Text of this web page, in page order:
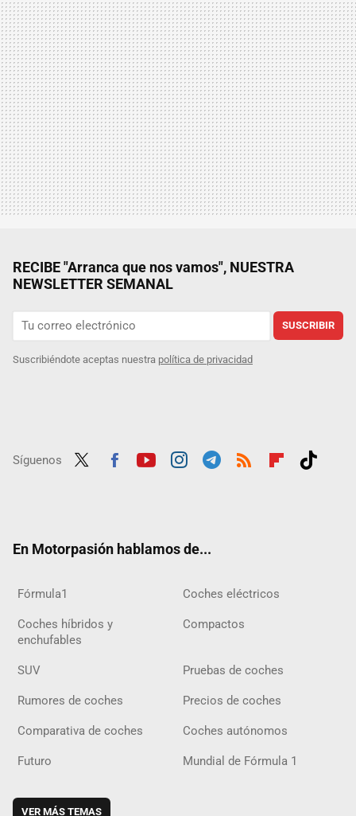
RECIBE "Arranca que nos vamos", NUESTRA
NEWSLETTER SEMANAL
SUSCRIBIR
Suscribiéndote aceptas nuestra política de privacidad
Síguenos
En Motorpasión hablamos de...
Fórmula1 Coches eléctricos
Coches híbridos y
enchufables
Compactos
SUV Pruebas de coches
Rumores de coches Precios de coches
Comparativa de coches Coches autónomos
Futuro Mundial de Fórmula 1
VER MÁS TEMAS